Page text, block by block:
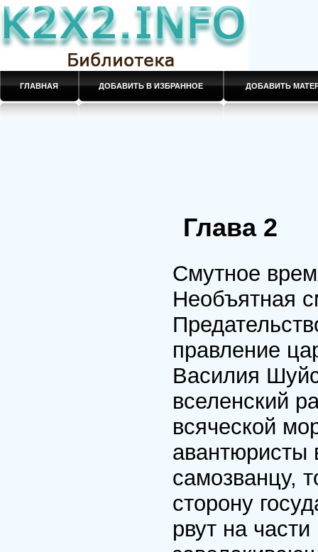
ГЛАВНАЯ ДОБАВИТЬ В ИЗБРАННОЕ ДОБАВИТЬ
Глава 2
Смутное
Необъятная
правление
Василия
вселенский
всяческой
авантюристы
самозванцу,
сторону
рвут на